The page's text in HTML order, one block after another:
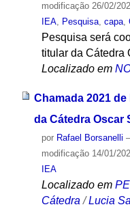
modificação26/02/
IEA, Pesquisa, capa,
Pesquisa será
titular da Cátedra
Localizado em
Chamada 2021
da Cátedra Oscar
por Rafael Borsanelli
modificação14/01/
IEA
Localizado em
Cátedra /Lucia